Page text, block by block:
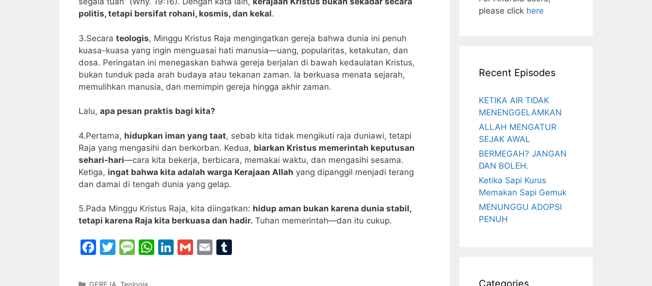
politis, tetapi bersifat rohani, kosmis, dan kekal.
3.Secara teologis, Minggu Kristus Raja mengingatkan gereja bahwa dunia ini penuh
kuasa-kuasa yang ingin menguasai hati manusia—uang, popularitas, ketakutan, dan
dosa. Peringatan ini menegaskan bahwa gereja berjalan di bawah kedaulatan Kristus,
bukan tunduk pada arah budaya atau tekanan zaman. Ia berkuasa menata sejarah,
memulihkan manusia, dan memimpin gereja hingga akhir zaman.
Lalu, apa pesan praktis bagi kita?
4.Pertama, hidupkan iman yang taat, sebab kita tidak mengikuti raja duniawi, tetapi
Raja yang mengasihi dan berkorban. Kedua, biarkan Kristus memerintah keputusan
sehari-hari—cara kita bekerja, berbicara, memakai waktu, dan mengasihi sesama.
Ketiga, ingat bahwa kita adalah warga Kerajaan Allah yang dipanggil menjadi terang
dan damai di tengah dunia yang gelap.
5.Pada Minggu Kristus Raja, kita diingatkan: hidup aman bukan karena dunia stabil,
tetapi karena Raja kita berkuasa dan hadir. Tuhan memerintah—dan itu cukup.
F
c
T
itt
M W Li G
E
Categories
GEREJA Teologia
please click here
Recent Episodes
KETIKA AIR TIDAK
MENENGGELAMKAN
ALLAH MENGATUR
SEJAK AWAL
BERMEGAH? JANGAN
DAN BOLEH.
Ketika Sapi Kurus
Memakan Sapi Gemuk
MENUNGGU ADOPSI
PENUH
Categories